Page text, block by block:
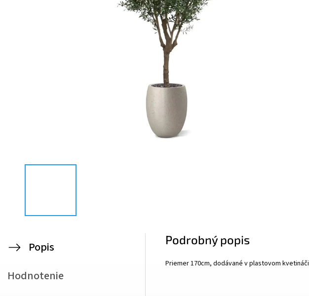
Popis
Hodnotenie
Podrobný popis
Priemer 170cm, dodávané v plastovom kvetináči